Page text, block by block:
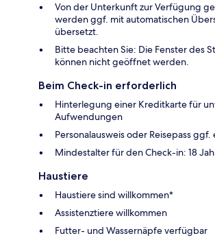
Von der Unterkunft zur Verfügung
werden ggf. mit automatischen
übersetzt.
Bitte beachten Sie: Die Fenster des
können nicht geöffnet werden.
Beim Check-in erforderlich
Hinterlegung einer Kreditkarte für
Aufwendungen
Personalausweis oder Reisepass
Mindestalter für den Check-in: 18
Haustiere
Haustiere sind willkommen*
Assistenztiere willkommen
Futter- und Wassernäpfe verfügbar